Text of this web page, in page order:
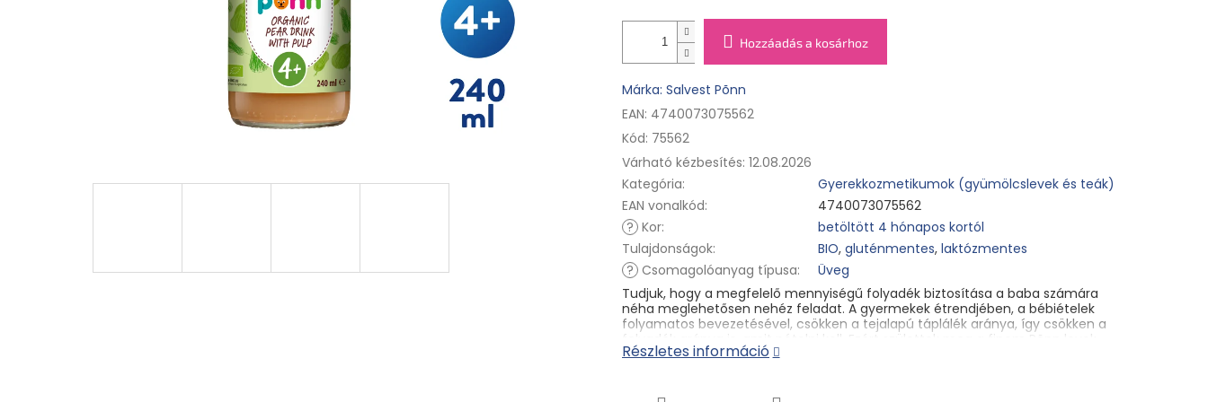
Hozzáadás a kosárhoz
Márka: Salvest Põnn
EAN: 4740073075562
Kód: 75562
Várható kézbesítés: 12.08.2026
Kategória:
Gyerekkozmetikumok (gyümölcslevek és teák)
EAN vonalkód:
4740073075562
? Kor:
betöltött 4 hónapos kortól
Tulajdonságok: BIO, gluténmentes, laktózmentes
? Csomagolóanyag típusa:
Üveg
Tudjuk, hogy a megfelelő mennyiségű folyadék biztosítása a baba számára
néha meglehetősen nehéz feladat. A gyermekek étrendjében, a bébiételek
folyamatos bevezetésével, csökken a tejalapú táplálék aránya, így csökken a
folyadék aránya is, amit pótolni kell. Ezért születtek meg a finom Põnn levek,
amelyek betöltött 4 hónapos kortól egészítik ki a csecsemő
Részletes információ